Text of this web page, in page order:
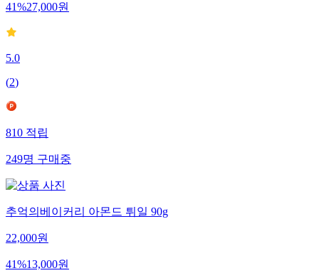
41%27,000원
5.0
(2)
810 적립
249명 구매중
추억의베이커리 아몬드 튀일 90g
22,000원
41%13,000원